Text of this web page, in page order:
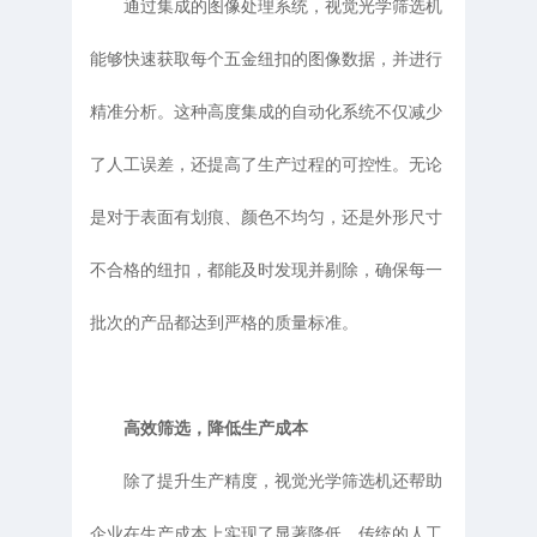
通过集成的图像处理系统，视觉光学筛选机
能够快速获取每个五金纽扣的图像数据，并进行
精准分析。这种高度集成的自动化系统不仅减少
了人工误差，还提高了生产过程的可控性。无论
是对于表面有划痕、颜色不均匀，还是外形尺寸
不合格的纽扣，都能及时发现并剔除，确保每一
批次的产品都达到严格的质量标准。
高效筛选，降低生产成本
除了提升生产精度，视觉光学筛选机还帮助